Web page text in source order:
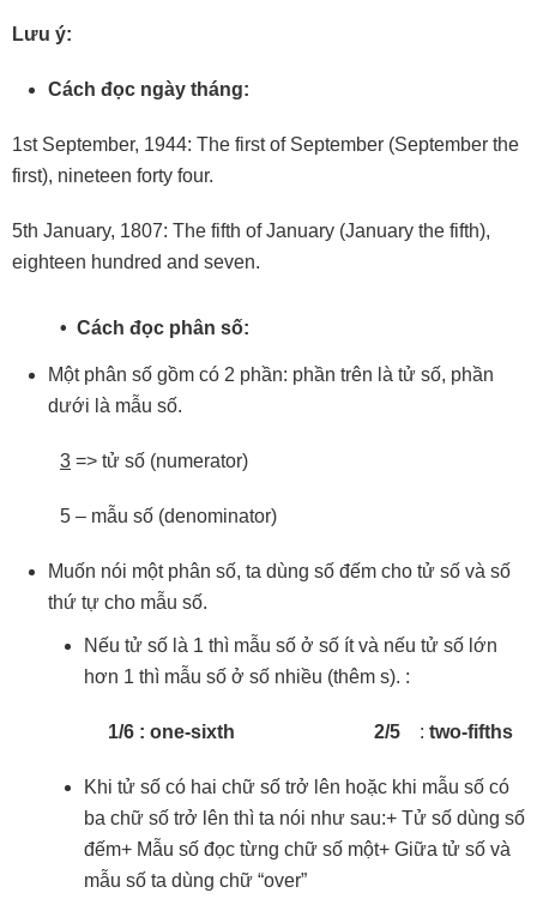
Lưu ý:
Cách đọc ngày tháng:
1st September, 1944: The first of September (September the
first), nineteen forty four.
5th January, 1807: The fifth of January (January the fifth),
eighteen hundred and seven.
• Cách đọc phân số:
Một phân số gồm có 2 phần: phần trên là tử số, phần
dưới là mẫu số.
3 => tử số (numerator)
5 – mẫu số (denominator)
Muốn nói một phân số, ta dùng số đếm cho tử số và số
thứ tự cho mẫu số.
Nếu tử số là 1 thì mẫu số ở số ít và nếu tử số lớn
hơn 1 thì mẫu số ở số nhiều (thêm s). :
1/6 : one-sixth 2/5 : two-fifths
Khi tử số có hai chữ số trở lên hoặc khi mẫu số có
ba chữ số trở lên thì ta nói như sau:+ Tử số dùng số
đếm+ Mẫu số đọc từng chữ số một+ Giữa tử số và
mẫu số ta dùng chữ “over”